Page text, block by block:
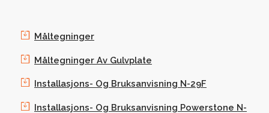
Måltegninger
Måltegninger Av Gulvplate
Installasjons- Og Bruksanvisning N-29F
Installasjons- Og Bruksanvisning Powerstone N-